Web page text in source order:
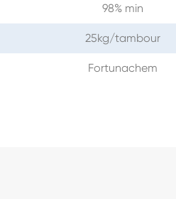
98% min
25kg/tambour
Fortunachem